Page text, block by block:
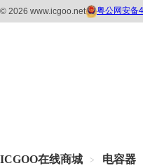
ICGOO在线商城 > 电容器